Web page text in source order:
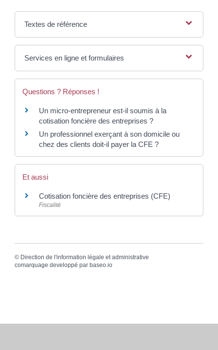
Textes de référence
Services en ligne et formulaires
Questions ? Réponses !
Un micro-entrepreneur est-il soumis à la
cotisation foncière des entreprises ?
Un professionnel exerçant à son domicile ou
chez des clients doit-il payer la CFE ?
Et aussi
Cotisation foncière des entreprises (CFE)
Fiscalité
© Direction de l'information légale et administrative
comarquage developpé par baseo.io